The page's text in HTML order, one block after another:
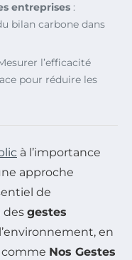
entreprises :
bilan carbone dans
l’efficacité
pour réduire les
à l’importance
approche
de
des gestes
en
comme Nos Gestes